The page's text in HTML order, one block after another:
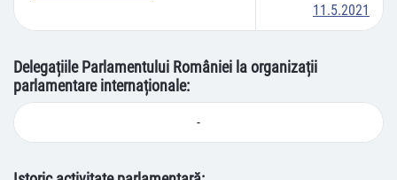
11.5.2021
Delegațiile Parlamentului României la organizații
parlamentare internaționale:
-